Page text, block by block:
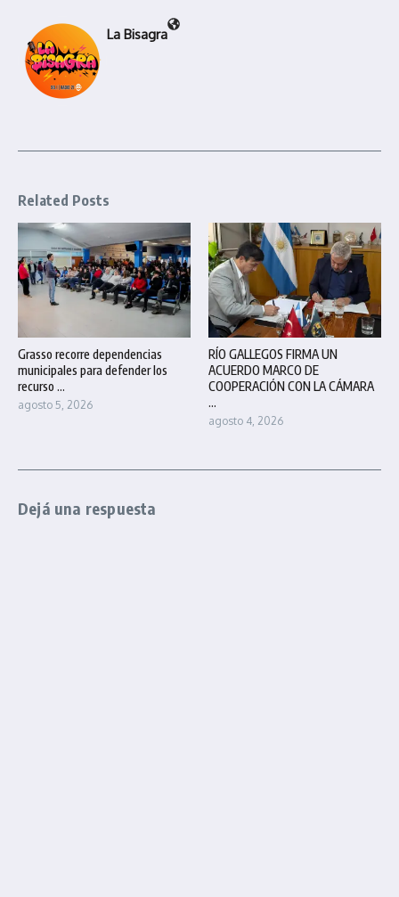
La Bisagra
Related Posts
Grasso recorre dependencias
municipales para defender los
recurso ...
agosto 5, 2026
RÍO GALLEGOS FIRMA UN
ACUERDO MARCO DE
COOPERACIÓN CON LA CÁMARA
...
agosto 4, 2026
Dejá una respuesta